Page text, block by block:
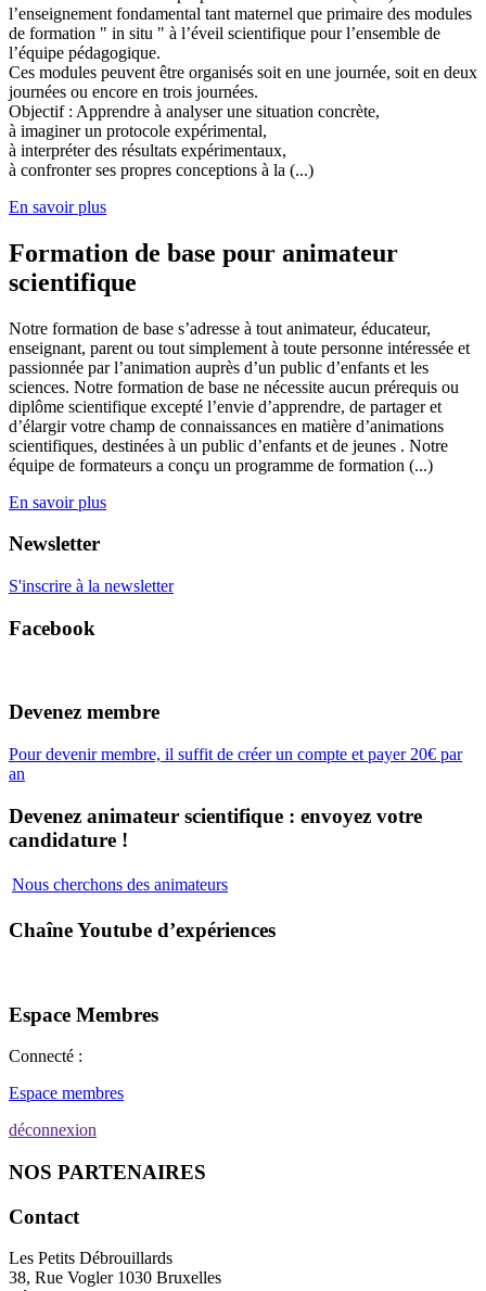
l’enseignement fondamental tant maternel que primaire des modules
de formation " in situ " à l’éveil scientifique pour l’ensemble de
l’équipe pédagogique.
Ces modules peuvent être organisés soit en une journée, soit en deux
journées ou encore en trois journées.
Objectif : Apprendre à analyser une situation concrète,
à imaginer un protocole expérimental,
à interpréter des résultats expérimentaux,
à confronter ses propres conceptions à la (...)
En savoir plus
Formation de base pour animateur
scientifique
Notre formation de base s’adresse à tout animateur, éducateur,
enseignant, parent ou tout simplement à toute personne intéressée et
passionnée par l’animation auprès d’un public d’enfants et les
sciences. Notre formation de base ne nécessite aucun prérequis ou
diplôme scientifique excepté l’envie d’apprendre, de partager et
d’élargir votre champ de connaissances en matière d’animations
scientifiques, destinées à un public d’enfants et de jeunes . Notre
équipe de formateurs a conçu un programme de formation (...)
En savoir plus
Newsletter
S'inscrire à la newsletter
Facebook
Devenez membre
Pour devenir membre, il suffit de créer un compte et payer 20€ par
an
Devenez animateur scientifique : envoyez votre
candidature !
Nous cherchons des animateurs
Chaîne Youtube d’expériences
Espace Membres
Connecté :
Espace membres
déconnexion
NOS PARTENAIRES
Contact
Les Petits Débrouillards
38, Rue Vogler 1030 Bruxelles